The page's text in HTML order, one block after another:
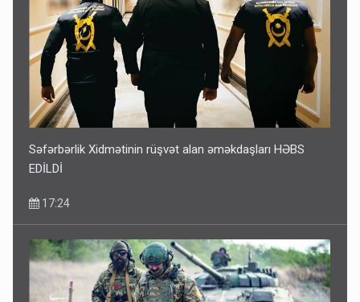
Səfərbərlik Xidmətinin rüşvət alan əməkdaşları HƏBS
EDİLDİ
17:24